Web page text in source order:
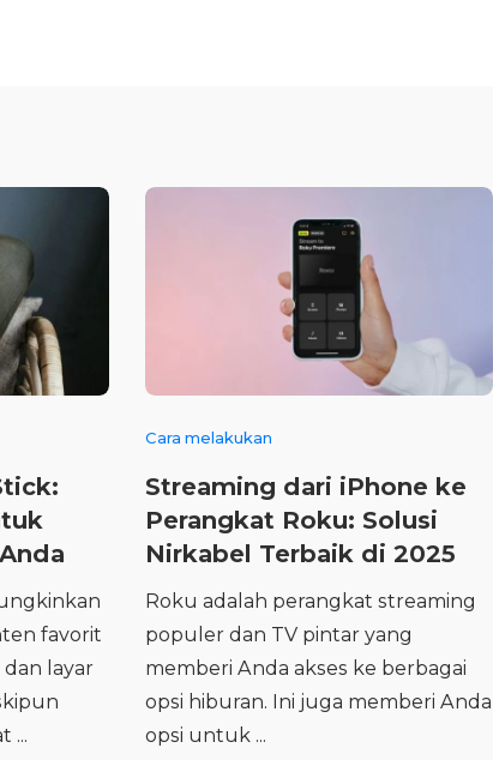
favorit
dan layar
...
Cara melakukan
Streaming dari iPhone ke
Perangkat Roku: Solusi
Nirkabel Terbaik di 2025
Roku adalah perangkat streaming
populer dan TV pintar yang
memberi Anda akses ke berbagai
opsi hiburan. Ini juga memberi Anda
opsi untuk ...